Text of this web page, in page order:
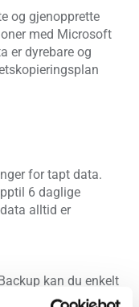
og gjenopprette
med Microsoft
er dyrebare og
for tapt data.
6 daglige
alltid er
kan du enkelt
så du raskt er